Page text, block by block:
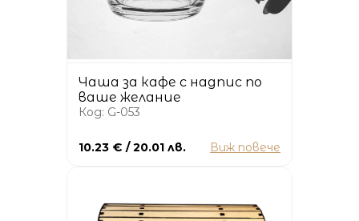
Чаша за кафе с надпис по
ваше желание
Код: G-053
10.23 € / 20.01 лв. Виж повече